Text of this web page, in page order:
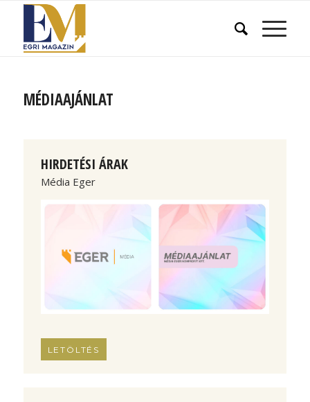
MÉDIAAJÁNLAT
HIRDETÉSI ÁRAK
Média Eger
LETÖLTÉS